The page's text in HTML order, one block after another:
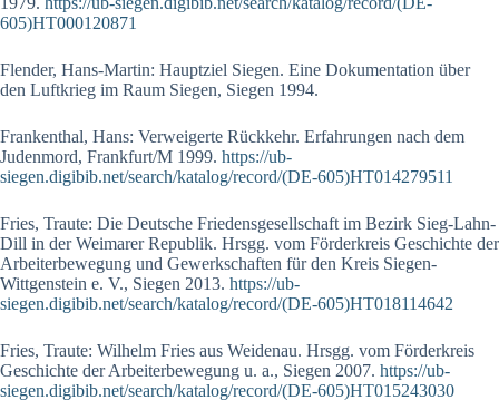
605)HT000120871
Flender, Hans-Martin: Hauptziel Siegen. Eine Dokumentation über
den Luftkrieg im Raum Siegen, Siegen 1994.
Frankenthal, Hans: Verweigerte Rückkehr. Erfahrungen nach dem
Judenmord, Frankfurt/M 1999. https://ub-
siegen.digibib.net/search/katalog/record/(DE-605)HT014279511
Fries, Traute: Die Deutsche Friedensgesellschaft im Bezirk Sieg-Lahn-
Dill in der Weimarer Republik. Hrsgg. vom Förderkreis Geschichte der
Arbeiterbewegung und Gewerkschaften für den Kreis Siegen-
Wittgenstein e. V., Siegen 2013. https://ub-
siegen.digibib.net/search/katalog/record/(DE-605)HT018114642
Fries, Traute: Wilhelm Fries aus Weidenau. Hrsgg. vom Förderkreis
Geschichte der Arbeiterbewegung u. a., Siegen 2007. https://ub-
siegen.digibib.net/search/katalog/record/(DE-605)HT015243030